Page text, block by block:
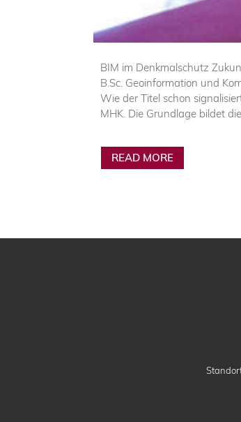
BIM im Denkmalschutz
B.Sc. Geoinformation und
Wie der Titel schon
MHK. Die Grundlage bildet
READ MORE